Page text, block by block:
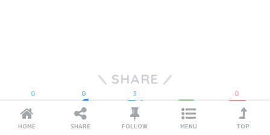
SHARE
ツイート
0
シェア
0
はてブ
3
LINE Pocket
0
HOME SHARE FOLLOW MENU TOP